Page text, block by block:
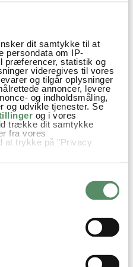
dit samtykke til at
persondata om IP-
præferencer, statistik og
videregives til vores
og tilgår oplysninger
annoncer, levere
og indholdsmåling,
og udvikle tjenester. Se
og i vores
trække dit samtykke
fra vores
at trykke på "Privacy
om din placering,
for få meter
på en scanning af
eller blender det, er
til, hvad der går galt?
kompressor.
når jeg laver isen. Prøv
og måske det kan virke